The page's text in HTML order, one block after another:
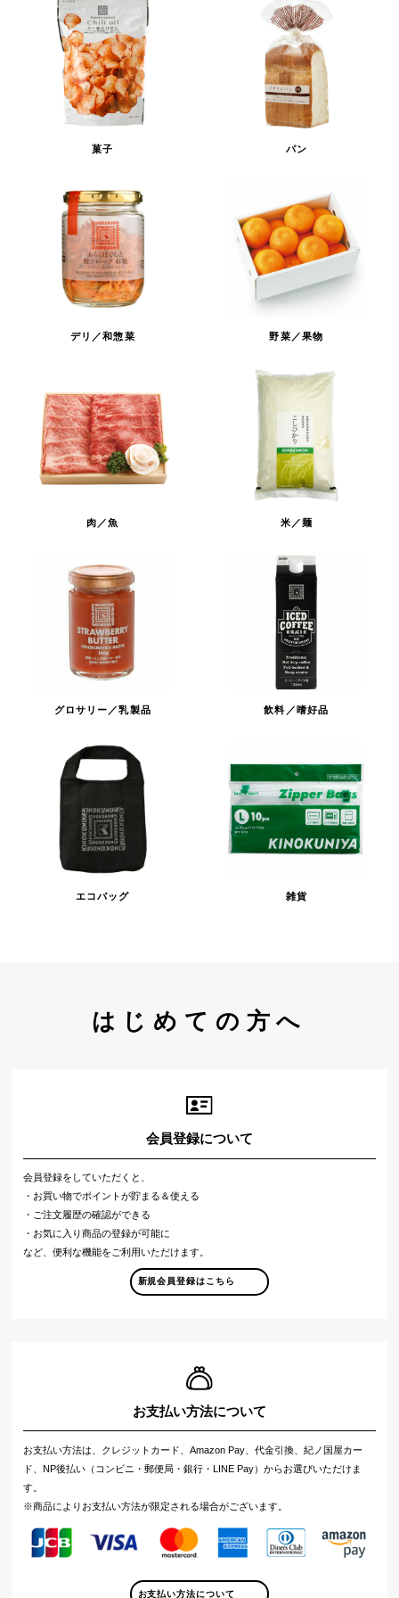
菓子 パン
デリ／和惣菜 野菜／果物
肉／魚 米／麺
グロサリー／乳製品 飲料／嗜好品
エコバッグ 雑貨
はじめての方へ
会員登録について
会員登録をしていただくと、
・お買い物でポイントが貯まる＆使える
・ご注文履歴の確認ができる
・お気に入り商品の登録が可能に
など、便利な機能をご利用いただけます。
新規会員登録はこちら
お支払い方法について
お支払い方法は、クレジットカード、Amazon Pay、代金引換、紀ノ国屋カー
ド、NP後払い（コンビニ・郵便局・銀行・LINE Pay）からお選びいただけま
す。
※商品によりお支払い方法が限定される場合がございます。
お支払い方法について